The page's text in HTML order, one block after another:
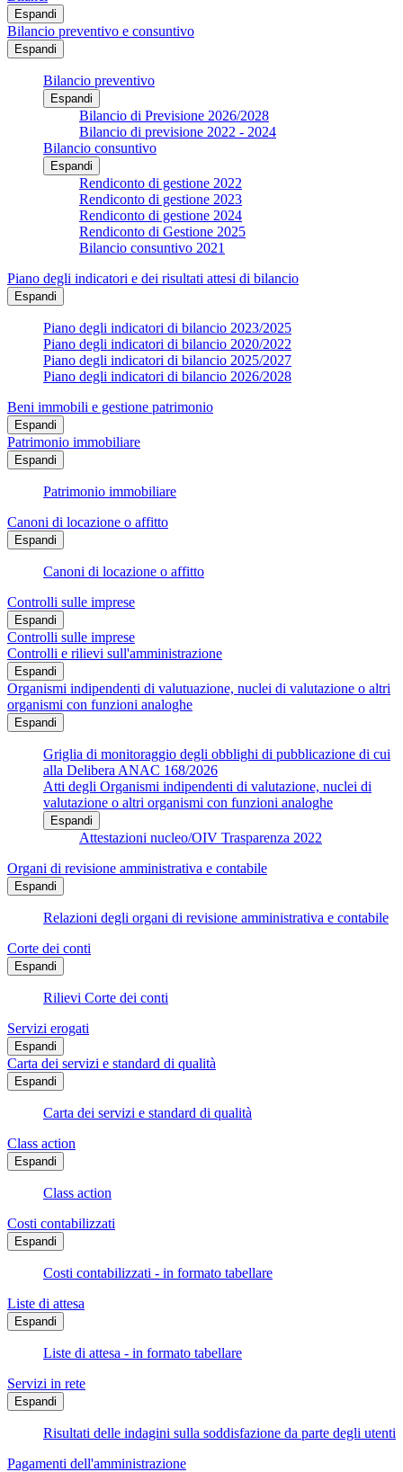
Espandi
Bilancio preventivo e consuntivo
Espandi
Bilancio preventivo
Espandi
Bilancio di Previsione 2026/2028
Bilancio di previsione 2022 - 2024
Bilancio consuntivo
Espandi
Rendiconto di gestione 2022
Rendiconto di gestione 2023
Rendiconto di gestione 2024
Rendiconto di Gestione 2025
Bilancio consuntivo 2021
Piano degli indicatori e dei risultati attesi di bilancio
Espandi
Piano degli indicatori di bilancio 2023/2025
Piano degli indicatori di bilancio 2020/2022
Piano degli indicatori di bilancio 2025/2027
Piano degli indicatori di bilancio 2026/2028
Beni immobili e gestione patrimonio
Espandi
Patrimonio immobiliare
Espandi
Patrimonio immobiliare
Canoni di locazione o affitto
Espandi
Canoni di locazione o affitto
Controlli sulle imprese
Espandi
Controlli sulle imprese
Controlli e rilievi sull'amministrazione
Espandi
Organismi indipendenti di valutuazione, nuclei di valutazione o altri
organismi con funzioni analoghe
Espandi
Griglia di monitoraggio degli obblighi di pubblicazione di cui
alla Delibera ANAC 168/2026
Atti degli Organismi indipendenti di valutazione, nuclei di
valutazione o altri organismi con funzioni analoghe
Espandi
Attestazioni nucleo/OIV Trasparenza 2022
Organi di revisione amministrativa e contabile
Espandi
Relazioni degli organi di revisione amministrativa e contabile
Corte dei conti
Espandi
Rilievi Corte dei conti
Servizi erogati
Espandi
Carta dei servizi e standard di qualità
Espandi
Carta dei servizi e standard di qualità
Class action
Espandi
Class action
Costi contabilizzati
Espandi
Costi contabilizzati - in formato tabellare
Liste di attesa
Espandi
Liste di attesa - in formato tabellare
Servizi in rete
Espandi
Risultati delle indagini sulla soddisfazione da parte degli utenti
Pagamenti dell'amministrazione